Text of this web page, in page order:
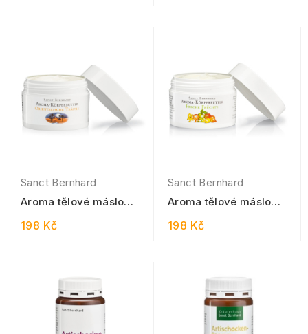
Sanct Bernhard
Aroma tělové máslo
ml
198 Kč
Sanct Bernhard
Aroma tělové máslo
198 Kč